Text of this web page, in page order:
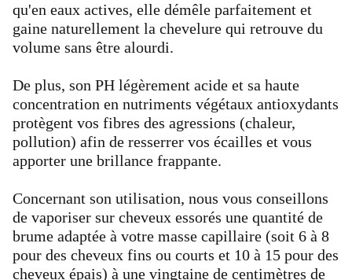
qu'en eaux actives, elle démêle parfaitement et
gaine naturellement la chevelure qui retrouve du
volume sans être alourdi.
De plus, son PH légèrement acide et sa haute
concentration en nutriments végétaux antioxydants
protègent vos fibres des agressions (chaleur,
pollution) afin de resserrer vos écailles et vous
apporter une brillance frappante.
Concernant son utilisation, nous vous conseillons
de vaporiser sur cheveux essorés une quantité de
brume adaptée à votre masse capillaire (soit 6 à 8
pour des cheveux fins ou courts et 10 à 15 pour des
cheveux épais) à une vingtaine de centimètres de